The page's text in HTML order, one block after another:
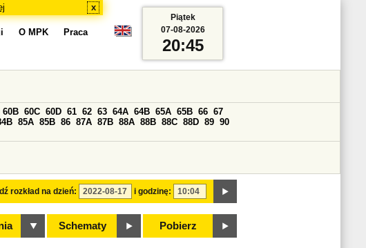
x
O MPK Praca
rozkład na dzień: i godzinę:
60B 60C 60D 61 62 63 64A 64B 65A 65B 66 67
85A 85B 86 87A 87B 88A 88B 88C 88D 89 90
Schematy Pobierz
Piątek
07-08-2026
20:45